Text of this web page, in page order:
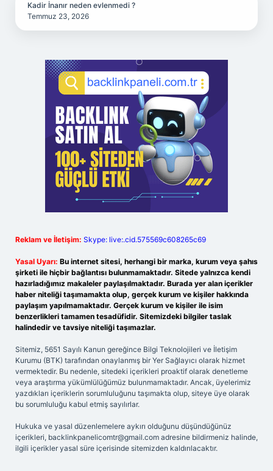
Kadir İnanır neden evlenmedi ?
Temmuz 23, 2026
Reklam ve İletişim: Skype: live:.cid.575569c608265c69
Yasal Uyarı: Bu internet sitesi, herhangi bir marka, kurum veya şahıs
şirketi ile hiçbir bağlantısı bulunmamaktadır. Sitede yalnızca kendi
hazırladığımız makaleler paylaşılmaktadır. Burada yer alan içerikler
haber niteliği taşımamakta olup, gerçek kurum ve kişiler hakkında
paylaşım yapılmamaktadır. Gerçek kurum ve kişiler ile isim
benzerlikleri tamamen tesadüfidir. Sitemizdeki bilgiler taslak
halindedir ve tavsiye niteliği taşımazlar.
Sitemiz, 5651 Sayılı Kanun gereğince Bilgi Teknolojileri ve İletişim
Kurumu (BTK) tarafından onaylanmış bir Yer Sağlayıcı olarak hizmet
vermektedir. Bu nedenle, sitedeki içerikleri proaktif olarak denetleme
veya araştırma yükümlülüğümüz bulunmamaktadır. Ancak, üyelerimiz
yazdıkları içeriklerin sorumluluğunu taşımakta olup, siteye üye olarak
bu sorumluluğu kabul etmiş sayılırlar.
Hukuka ve yasal düzenlemelere aykırı olduğunu düşündüğünüz
içerikleri, backlinkpanelicomtr@gmail.com adresine bildirmeniz halinde,
ilgili içerikler yasal süre içerisinde sitemizden kaldırılacaktır.